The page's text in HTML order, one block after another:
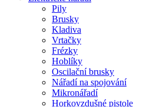
Pily
Brusky
Kladiva
Vrtačky
Frézky
Hoblíky
Oscilační brusky
Nářadí na spojování
Mikronářadí
Horkovzdušné pistole